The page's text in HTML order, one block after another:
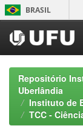
Skip
navigation
BRASIL
Repositório
Uberlândia
Instituto de
TCC -